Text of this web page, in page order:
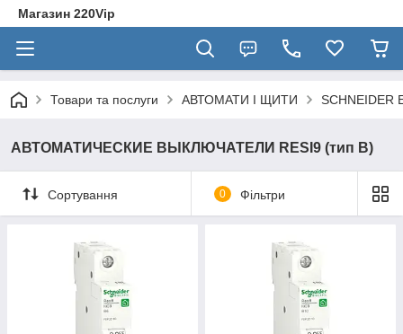
Магазин 220Vip
Товари та послуги АВТОМАТИ І ЩИТИ SCHNEIDER
АВТОМАТИЧЕСКИЕ ВЫКЛЮЧАТЕЛИ RESI9 (тип B)
Сортування 0 Фільтри